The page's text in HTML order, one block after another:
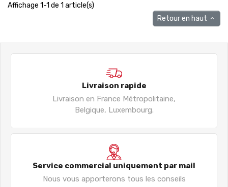
Affichage 1-1 de 1 article(s)
Retour en haut 
Livraison rapide
Livraison en France Métropolitaine,
Belgique, Luxembourg.
Service commercial uniquement par mail
Nous vous apporterons tous les conseils